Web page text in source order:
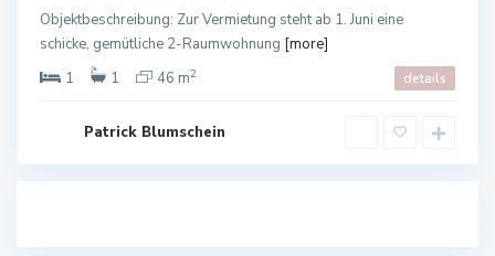
Objektbeschreibung: Zur Vermietung steht ab 1. Juni eine
schicke, gemütliche 2-Raumwohnung [more]
1
1 46 m2 details
Patrick Blumschein